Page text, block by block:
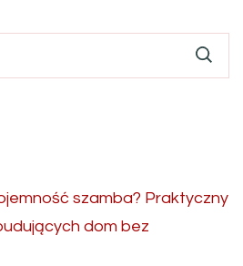
szamba? Praktyczny
dom bez